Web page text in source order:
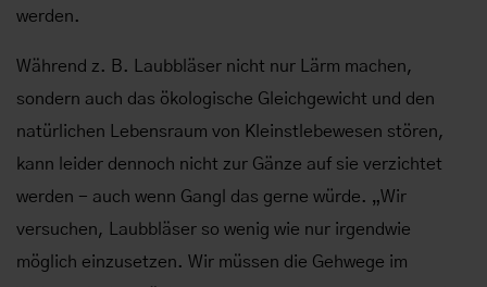
werden.
Während z. B. Laubbläser nicht nur Lärm machen,
sondern auch das ökologische Gleichgewicht und den
natürlichen Lebensraum von Kleinstlebewesen stören,
kann leider dennoch nicht zur Gänze auf sie verzichtet
werden - auch wenn Gangl das gerne würde. „Wir
versuchen, Laubbläser so wenig wie nur irgendwie
möglich einzusetzen. Wir müssen die Gehwege im